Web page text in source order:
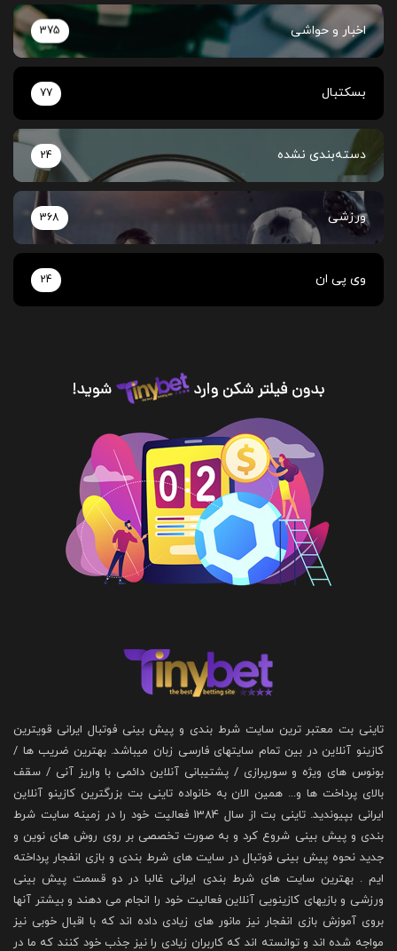
اخبار و حواشی 375
بسکتبال 77
دسته‌بندی نشده 24
ورزشی 368
وی پی ان 24
تاینی بت معتبر ترین سایت شرط بندی و پیش بینی فوتبال ایرانی قویترین
کازینو آنلاین در بین تمام سایتهای فارسی زبان میباشد. بهترین ضریب ها /
بونوس های ویژه و سورپرازی / پشتیبانی آنلاین دائمی با واریز آنی / سقف
بالای پرداخت ها و... همین الان به خانواده تاینی بت بزرگترین کازینو آنلاین
ایرانی بپیوندید. تاینی بت از سال 1384 فعالیت خود را در زمینه سایت شرط
بندی و پیش بینی شروع کرد و به صورت تخصصی بر روی روش های نوین و
جدید نحوه پیش بینی فوتبال در سایت های شرط بندی و بازی انفجار پرداخته
ایم . بهترین سایت های شرط بندی ایرانی غالبا در دو قسمت پیش بینی
ورزشی و بازیهای کازینویی آنلاین فعالیت خود را انجام می دهند و بیشتر آنها
بروی آموزش بازی انفجار نیز مانور های زیادی داده اند که با اقبال خوبی نیز
مواجه شده اند و توانسته اند که کاربران زیادی را نیز جذب خود کنند که ما در